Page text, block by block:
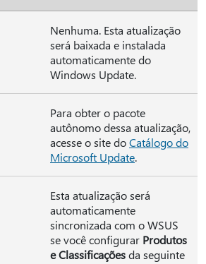
Nenhuma. Esta atualização
será baixada e instalada
automaticamente do
Windows Update.
Para obter o pacote
autônomo dessa atualização,
acesse o site doCatálogo do
Microsoft Update.
Esta atualização será
automaticamente
sincronizada com o WSUS
se você configurar Produtos
e Classificaçõesda seguinte